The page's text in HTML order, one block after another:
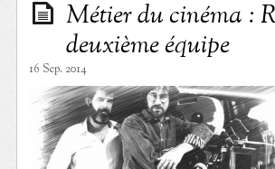
Métier du cinéma :
deuxième équipe
16 Sep. 2014